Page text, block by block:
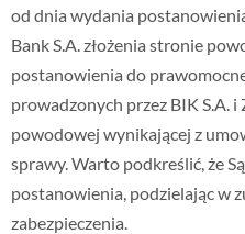
od dnia wydania
Bank S.A. złożenia stronie
postanowienia do
prowadzonych przez BIK S.A.
powodowej wynikającej z
sprawy. Warto podkreślić, że
postanowienia, podzielając w
zabezpieczenia.